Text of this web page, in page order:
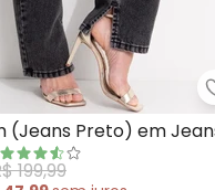
(Jeans Preto) em
199,99